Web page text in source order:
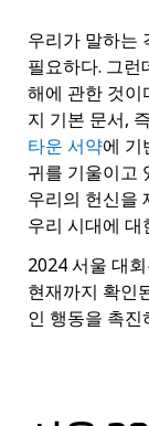
우리가 말하는
필요하다. 그런
해에 관한 것이
지 기본 문서, 즉
타운 서약에 기
귀를 기울이고
우리의 헌신을
우리 시대에 대
2024 서울 대
현재까지 확인
인 행동을 촉진